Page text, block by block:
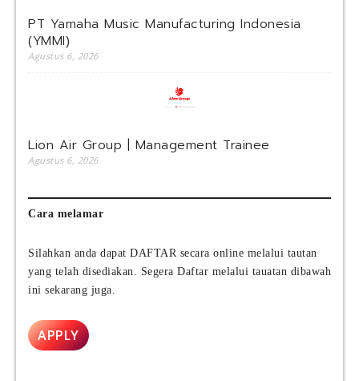
PT Yamaha Music Manufacturing Indonesia
(YMMI)
Agustus 6, 2026
Lion Air Group | Management Trainee
Agustus 6, 2026
Cara melamar
Silahkan anda dapat DAFTAR secara online melalui tautan
yang telah disediakan. Segera Daftar melalui tauatan dibawah
ini sekarang juga.
APPLY